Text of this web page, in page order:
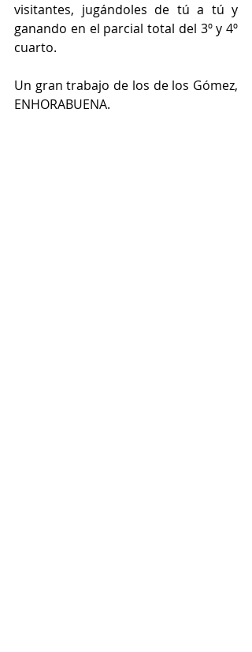
visitantes, jugándoles de tú a tú y
ganando en el parcial total del 3º y 4º
cuarto.
Un gran trabajo de los de los Gómez,
ENHORABUENA.